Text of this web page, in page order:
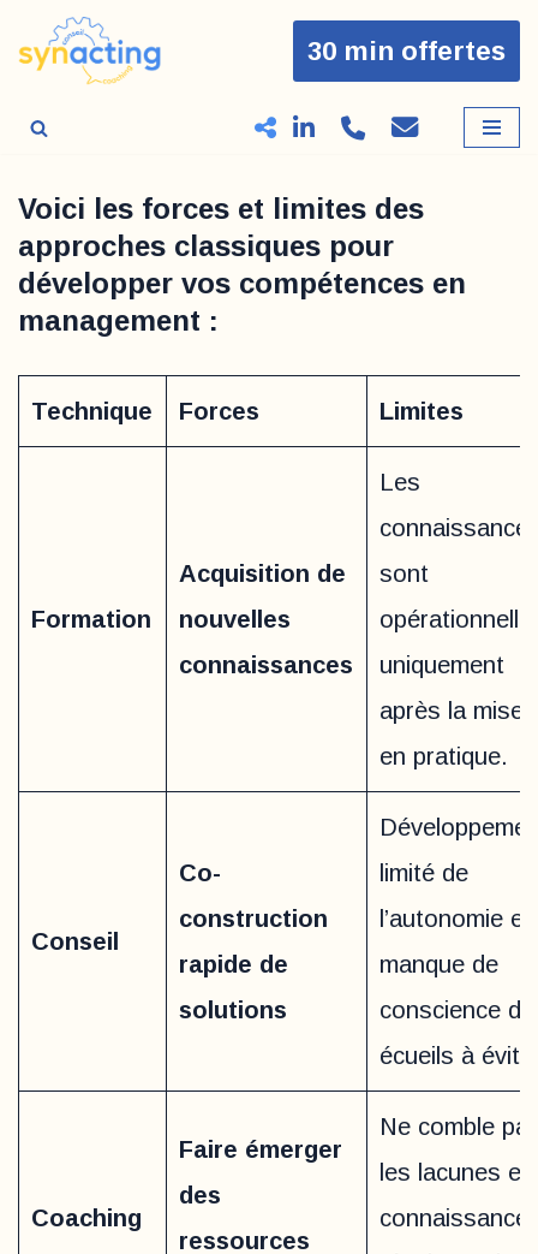
Aller
au
30 min offertes
Voici les forces et limites des
approches classiques pour
développer vos compétences en
management :
Technique Forces Limites
Formation
Acquisition de
nouvelles
connaissances
Les
sont
uniquement
après la mise
en pratique.
Conseil
Co-
construction
rapide de
solutions
limité de
l’autonomie et
manque de
conscience
écueils à
Coaching
Faire émerger
des
ressources
Ne comble
les lacunes en